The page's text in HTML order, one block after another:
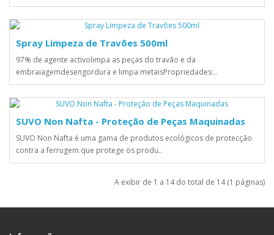
Spray Limpeza de Travões 500ml
97% de agente activolimpa as peças do travão e da
embraiagemdesengordura e limpa metaisPropriedades:..
SUVO Non Nafta - Proteção de Peças Maquinadas
SUVO Non Nafta é uma gama de produtos ecológicos de protecção
contra a ferrugem que protege os produ..
A exibir de 1 a 14 do total de 14 (1 páginas)